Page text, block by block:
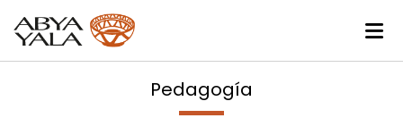
Pedagogía